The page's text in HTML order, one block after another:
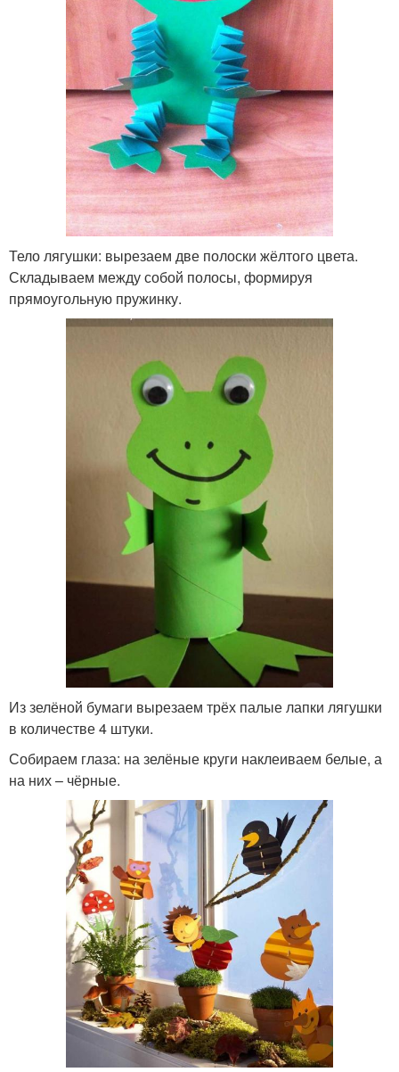
Тело лягушки: вырезаем две полоски жёлтого цвета.
Складываем между собой полосы, формируя
прямоугольную пружинку.
Из зелёной бумаги вырезаем трёх палые лапки лягушки
в количестве 4 штуки.
Собираем глаза: на зелёные круги наклеиваем белые, а
на них – чёрные.